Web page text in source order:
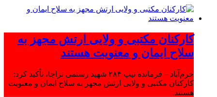
کارکنان مکتبی و ولایی ارتش مجهز به
سلاح ایمان و معنویت هستند
خرم‌آباد – فرمانده تیپ ۲۸۴ شهید رستمی نزاجا، تأکید کرد:
کارکنان مکتبی و ولایی ارتش مجهز به سلاح ایمان و معنویت
هستند.